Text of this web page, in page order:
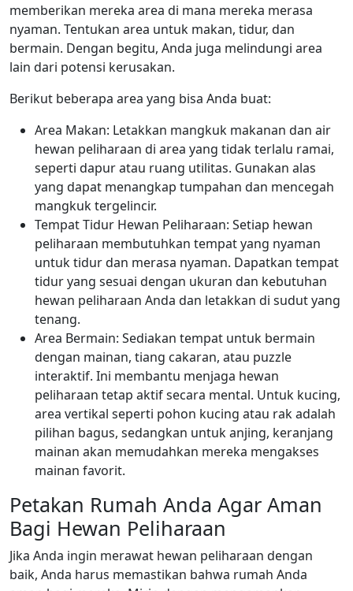
memberikan mereka area di mana mereka merasa
nyaman. Tentukan area untuk makan, tidur, dan
bermain. Dengan begitu, Anda juga melindungi area
lain dari potensi kerusakan.
Berikut beberapa area yang bisa Anda buat:
Area Makan: Letakkan mangkuk makanan dan air
hewan peliharaan di area yang tidak terlalu ramai,
seperti dapur atau ruang utilitas. Gunakan alas
yang dapat menangkap tumpahan dan mencegah
mangkuk tergelincir.
Tempat Tidur Hewan Peliharaan: Setiap hewan
peliharaan membutuhkan tempat yang nyaman
untuk tidur dan merasa nyaman. Dapatkan tempat
tidur yang sesuai dengan ukuran dan kebutuhan
hewan peliharaan Anda dan letakkan di sudut yang
tenang.
Area Bermain: Sediakan tempat untuk bermain
dengan mainan, tiang cakaran, atau puzzle
interaktif. Ini membantu menjaga hewan
peliharaan tetap aktif secara mental. Untuk kucing,
area vertikal seperti pohon kucing atau rak adalah
pilihan bagus, sedangkan untuk anjing, keranjang
mainan akan memudahkan mereka mengakses
mainan favorit.
Petakan Rumah Anda Agar Aman
Bagi Hewan Peliharaan
Jika Anda ingin merawat hewan peliharaan dengan
baik, Anda harus memastikan bahwa rumah Anda